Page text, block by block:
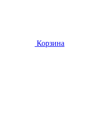
Корзина